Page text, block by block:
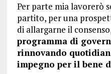
Per parte mia lavorerò
partito, per una
di allargarne il
programma di
rinnovando
impegno per il bene